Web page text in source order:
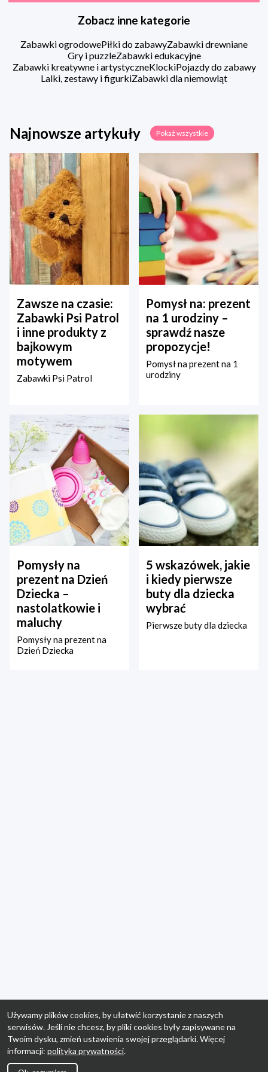
Zobacz inne kategorie
Zabawki ogrodowePiłki do zabawyZabawki drewniane
Gry i puzzleZabawki edukacyjne
Zabawki kreatywne i artystyczneKlockiPojazdy do zabawy
Lalki, zestawy i figurkiZabawki dla niemowląt
Najnowsze artykuły Pokaż wszystkie
Zawsze na czasie:
Zabawki Psi Patrol
i inne produkty z
bajkowym
motywem
Zabawki Psi Patrol
Pomysł na: prezent
na 1 urodziny –
sprawdź nasze
propozycje!
Pomysł na prezent na 1
urodziny
Pomysły na
prezent na Dzień
Dziecka –
nastolatkowie i
maluchy
Pomysły na prezent na
Dzień Dziecka
5 wskazówek, jakie
i kiedy pierwsze
buty dla dziecka
wybrać
Pierwsze buty dla dziecka
Używamy plików cookies, by ułatwić korzystanie z naszych
serwisów. Jeśli nie chcesz, by pliki cookies były zapisywane na
Twoim dysku, zmień ustawienia swojej przeglądarki. Więcej
informacji: polityka prywatności.